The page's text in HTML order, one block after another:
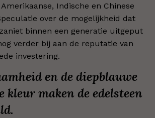
Indische en Chinese
over de mogelijkheid dat
binnen een generatie uitgeput
verder bij aan de reputatie van
investering.
en de diepblauwe
kleur maken de edelsteen